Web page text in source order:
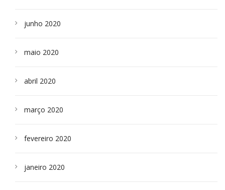
junho 2020
maio 2020
abril 2020
março 2020
fevereiro 2020
janeiro 2020